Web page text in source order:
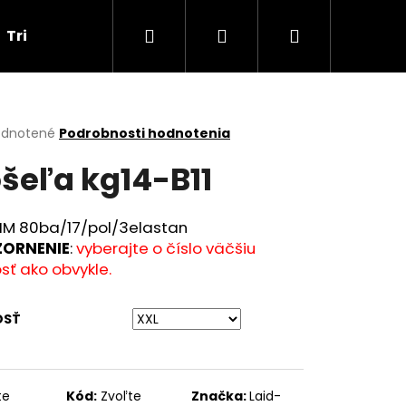
Tričká Darčekové poukážky
Hľadať PrihlásenieNákupný
Podrobnosti hodnotenia
kg14-B11
80ba/17/pol/3elastan
:vyberajte o číslo väčšiu
ako obvykle.
Kód: Zvoľte
Značka:Laid-